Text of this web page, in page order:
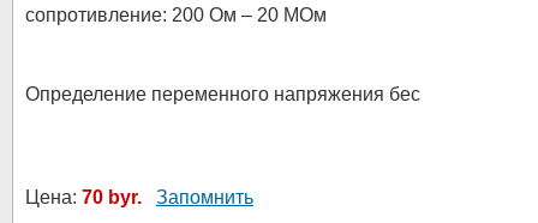
сопротивление: 200 Ом – 20 МОм
Определение переменного напряжения бес
Цена: 70 byr. Запомнить